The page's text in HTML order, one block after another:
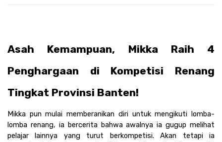
Asah Kemampuan, Mikka Raih 4
Penghargaan di Kompetisi Renang
Tingkat Provinsi Banten!
Mikka pun mulai memberanikan diri untuk mengikuti lomba-
lomba renang, ia bercerita bahwa awalnya ia gugup melihat
pelajar lainnya yang turut berkompetisi. Akan tetapi ia